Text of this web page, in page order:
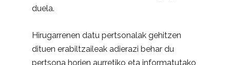
duela.
Hirugarrenen datu pertsonalak gehitzen
dituen erabiltzaileak adierazi behar du
pertsona horien aurretiko eta informatutako